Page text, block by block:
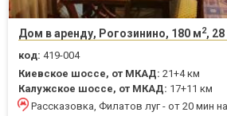
Дом в аренду, Рогозинино, 180 м2,
код: 419-004
Киевское шоссе, от МКАД: 21+4 км
Калужское шоссе, от МКАД: 17+11 км
Рассказовка, Филатов луг - от 20 мин